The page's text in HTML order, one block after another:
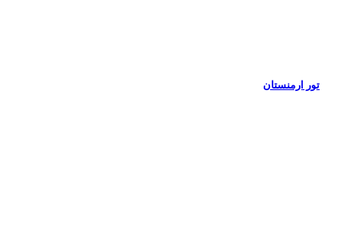
تور ارمنستان